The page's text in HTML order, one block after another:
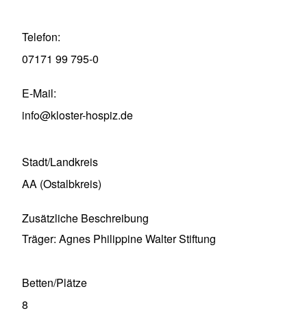
Telefon
07171 99 795-0
E-Mail
info@kloster-hospiz.de
Stadt/Landkreis
AA (Ostalbkreis)
Zusätzliche Beschreibung
Träger: Agnes Philippine Walter Stiftung
Betten/Plätze
8